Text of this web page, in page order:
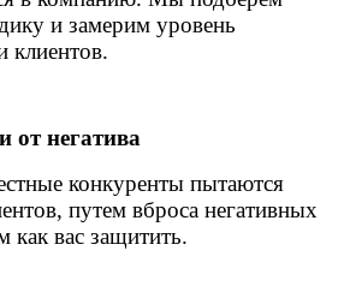
и замерим уровень
клиентов.
от негатива
конкуренты пытаются
путем вброса негативных
вас защитить.